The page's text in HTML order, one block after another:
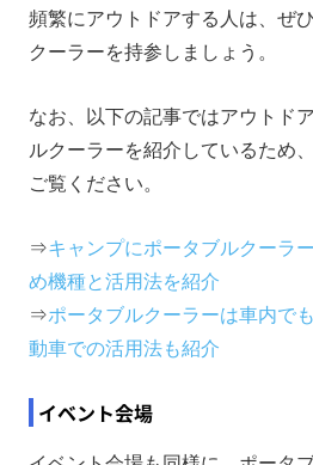
頻繁にアウトドアする人は、ぜ
クーラーを持参しましょう。
なお、以下の記事ではアウトド
ルクーラーを紹介しているため
ご覧ください。
⇒キャンプにポータブルクーラ
め機種と活用法を紹介
⇒ポータブルクーラーは車内で
動車での活用法も紹介
イベント会場